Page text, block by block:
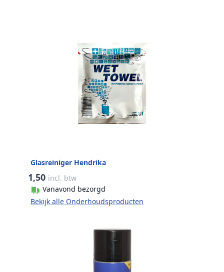
Glasreiniger Hendrika
1,50 incl. btw
Vanavond bezorgd
Bekijk alle Onderhoudsproducten